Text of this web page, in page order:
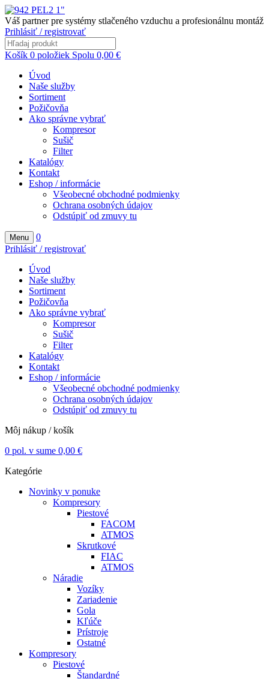
Váš partner pre systémy stlačeného vzduchu a profesionálnu montáž
Prihlásiť / registrovať
Košík 0 položiek Spolu 0,00 €
Úvod
Naše služby
Sortiment
Požičovňa
Ako správne vybrať
Kompresor
Sušič
Filter
Katalógy
Kontakt
Eshop / informácie
Všeobecné obchodné podmienky
Ochrana osobných údajov
Odstúpiť od zmuvy tu
Menu
0
Prihlásiť / registrovať
Úvod
Naše služby
Sortiment
Požičovňa
Ako správne vybrať
Kompresor
Sušič
Filter
Katalógy
Kontakt
Eshop / informácie
Všeobecné obchodné podmienky
Ochrana osobných údajov
Odstúpiť od zmuvy tu
Môj nákup / košík
0 pol. v sume 0,00 €
Kategórie
Novinky v ponuke
Kompresory
Piestové
FACOM
ATMOS
Skrutkové
FIAC
ATMOS
Náradie
Vozíky
Zariadenie
Gola
Kľúče
Prístroje
Ostatné
Kompresory
Piestové
Štandardné